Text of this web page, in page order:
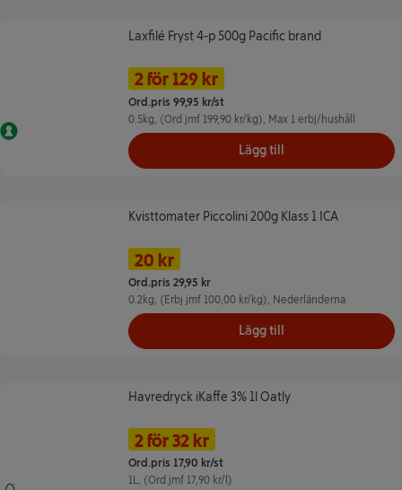
Laxfilé Fryst 4-p 500g Pacific brand
Nyckelhålet
Laxfilé Fryst 4-p 500g Pacific brand
Pris
2 för 129 kr
Ord.pris 99,95 kr/st
0.5kg , (Ord jmf 199,90 kr/kg) , Max 1 erbj/hushåll
Lägg till
Kvisttomater Piccolini 200g Klass 1 ICAKvisttomater Piccolini 200g Klass 1 ICA
Pris
Tidigare pris
20 kr
Ord.pris 29,95 kr
0.2kg, (Erbj jmf 100,00 kr/kg), Nederländerna
Lägg till
Havredryck iKaffe 3% 1l OatlyHavredryck iKaffe 3% 1l Oatly
Pris
2 för 32 kr
Ord.pris 17,90 kr/st
1L, (Ord jmf 17,90 kr/l)